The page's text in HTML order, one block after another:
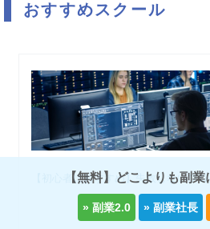
おすすめスクール
【初心者におすすめ】失敗しないプ
【無料】どこよりも副